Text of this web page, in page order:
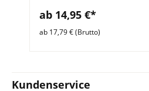
ab 14,95 €*
ab 17,79 € (Brutto)
Kundenservice